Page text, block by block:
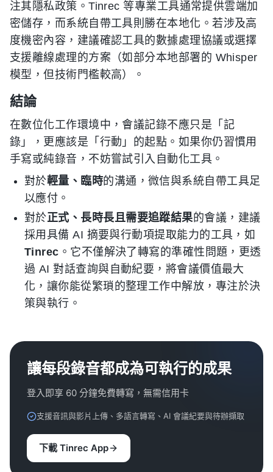
注其隱私政策。Tinrec 等專業工具通常提供雲端加
密儲存，而系統自帶工具則勝在本地化。若涉及高
度機密內容，建議確認工具的數據處理協議或選擇
支援離線處理的方案（如部分本地部署的 Whisper
模型，但技術門檻較高）。
結論
在數位化工作環境中，會議記錄不應只是「記
錄」，更應該是「行動」的起點。如果你仍習慣用
手寫或純錄音，不妨嘗試引入自動化工具。
對於輕量、臨時的溝通，微信與系統自帶工具足
以應付。
對於正式、長時長且需要追蹤結果的會議，建議
採用具備 AI 摘要與行動項提取能力的工具，如
Tinrec 。它不僅解決了轉寫的準確性問題，更透
過 AI 對話查詢與自動紀要，將會議價值最大
化，讓你能從繁瑣的整理工作中解放，專注於決
策與執行。
讓每段錄音都成為可執行的成果
登入即享 60 分鐘免費轉寫，無需信用卡
支援音訊與影片上傳、多語言轉寫、AI 會議紀要與待辦擷取
下載 Tinrec App